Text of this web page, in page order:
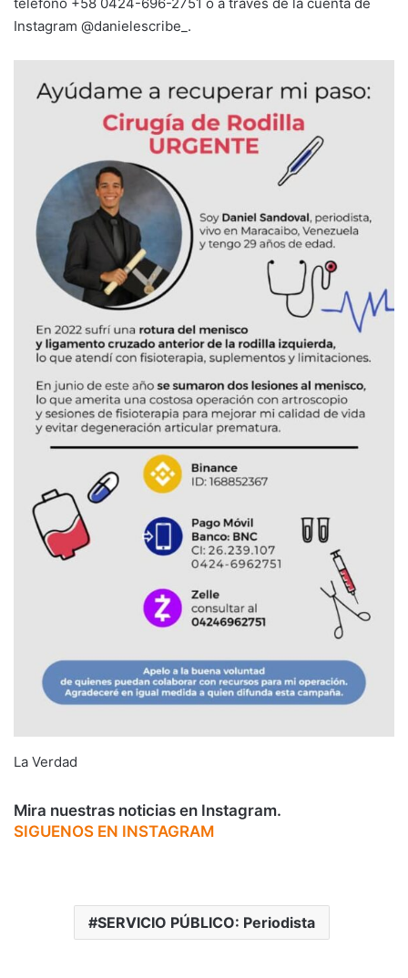
teléfono +58 0424-696-2751 o a través de la cuenta de
Instagram @danielescribe_.
La Verdad
Mira nuestras noticias en Instagram.
SIGUENOS EN INSTAGRAM
SERVICIO PÚBLICO: Periodista